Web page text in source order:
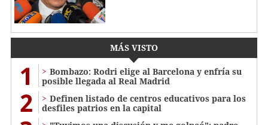
MÁS VISTO
1
Bombazo: Rodri elige al Barcelona y enfría su
posible llegada al Real Madrid
2
Definen listado de centros educativos para los
desfiles patrios en la capital